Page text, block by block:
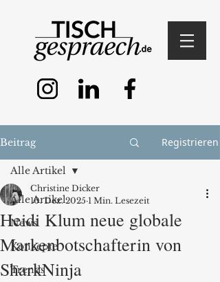
Beitrag Registrieren
Alle Artikel
News
Konzepte
Trends
Alle Artikel
Heidi Klum neue globale
Markenbotschafterin von
SharkNinja
Christine Dicker
10. Dez. 2025 1 Min. Lesezeit